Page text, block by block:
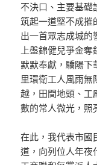
不決口、主要基礎
筑起一道堅不成摧
出一首眾志成城的
上盤錦健兒爭金
默默奉獻，驕陽下
里環衛工人風雨無
越，田間地頭、工
數的常人微光，照
在此，我代表市國
道，向列位人年夜